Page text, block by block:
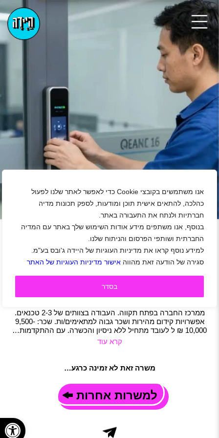
אנו משתמשים בקובצי Cookie כדי לאפשר לאתר שלנו לפעול
כהלכה, להתאים אישית תוכן ומודעות, לספק תכונות מדיה
חברתיות ולנתח את התעבורה באתר.
בנוסף, אנו משתפים מידע אודות השימוש שלך באתר עם המדיה
החברתית ושותפי הפרסום והניתוח שלנו.
למידע נוסף קראו את מדיניות העוגיות של היידה ג'ובס בע"מ.
סגירה של הודעה זאת מהווה אישור מדיניות העוגיות של האתר
בסדר
+
טכנאי/ת שטח לעבודה בכל הארץ
פתח תקווה |חיילים משוחררים |שירות לקוחות |טכנולוגיה
תעשייה ולוגיסטיקה|תפעול|משרה מלאה
תיאור משרה
ממרכז החברה בפתח תקווה. העבודה בצוותים של 2-3 טכנאים.
אפשרויות קידום מהירות ושכר גבוה למתאימים/ות. שכר: 9,500-
10,000 ₪ ל לעובד מתחיל ללא ניסיון והכשרה. עם ההתקדמות…
קרא עוד
משרה זאת לא זמינה כרגע…
למשרות אחרות